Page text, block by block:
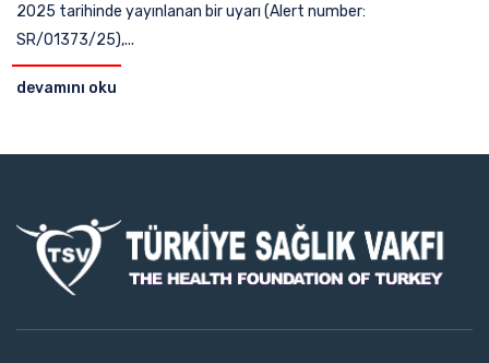
2025 tarihinde yayınlanan bir uyarı (Alert number:
SR/01373/25),...
devamını oku